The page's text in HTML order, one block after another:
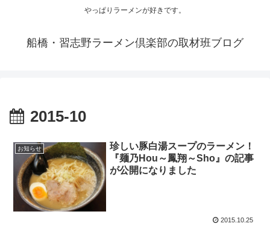
やっぱりラーメンが好きです。
船橋・習志野ラーメン倶楽部の取材班ブログ
2015-10
お知らせ
珍しい豚白湯スープのラーメン！
『麺乃Hou～鳳翔～Sho』の記事
が公開になりました
2015.10.25